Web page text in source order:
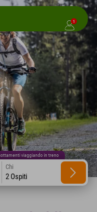
1
viaggiando in treno
Chi
2 Ospiti